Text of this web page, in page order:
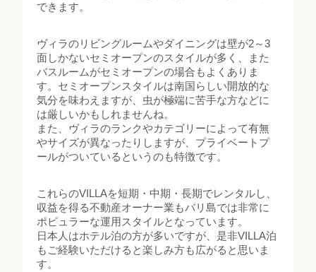
できます。
ヴィラのリビングルームやダイニングは壁が2～3
面しかないセミオープンのスタイルが多く、また
バスルームがセミオープンの場合もよくありま
す。セミオープンスタイルは南国らしい開放的な
気分を味わえますが、虫が極端に苦手な方などに
は厳しいかもしれませんね。
また、ヴィラのランクやカテゴリーによって有無
やサイズが異なったりしますが、プライベートプ
ールがついているというのも特徴です。
これらのVILLAを短期・中期・長期でレンタルし、
収益を得る不動産オーナー業もバリ島では非常に
ポピュラーな運用スタイルとなっています。
日本人はホテル泊の方が多いですが、是非VILLA泊
もご経験いただけると楽しみ方も広がると思いま
す。